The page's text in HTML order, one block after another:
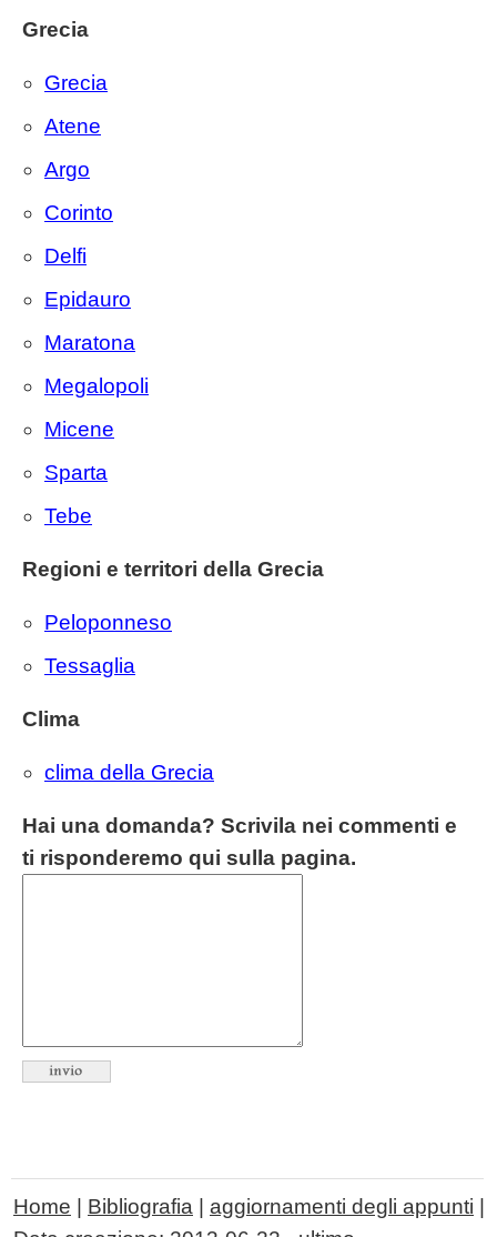
Grecia
Grecia
Atene
Argo
Corinto
Delfi
Epidauro
Maratona
Megalopoli
Micene
Sparta
Tebe
Regioni e territori della Grecia
Peloponneso
Tessaglia
Clima
clima della Grecia
Hai una domanda? Scrivila nei commenti e
ti risponderemo qui sulla pagina.
Home Bibliografia aggiornamenti degli appunti